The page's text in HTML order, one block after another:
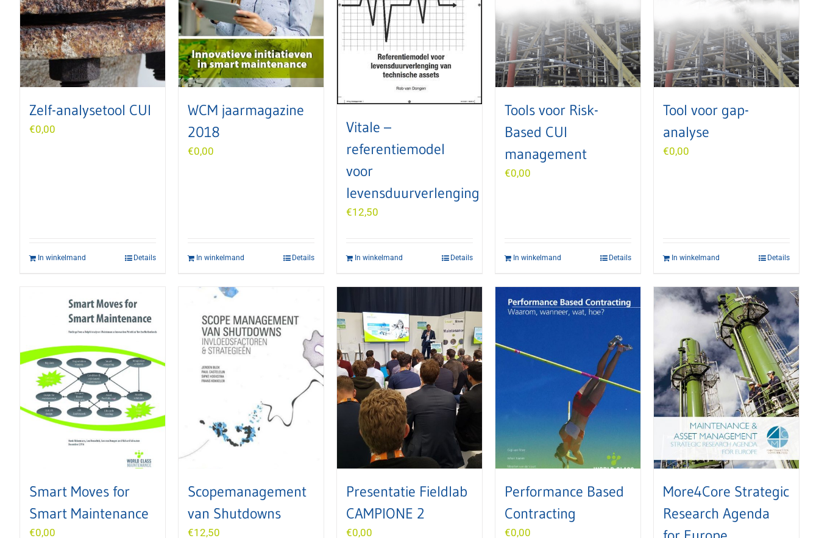
Zelf-analysetool CUI
€0,00
In winkelmand Details
WCM jaarmagazine
2018
€0,00
In winkelmand Details
Vitale –
referentiemodel
voor
levensduurverlenging
€12,50
In winkelmand Details
Tools voor Risk-
Based CUI
management
€0,00
In winkelmand Details
Tool voor gap-
analyse
€0,00
In winkelmand Details
Smart Moves for
Smart Maintenance
€0,00
Scopemanagement
van Shutdowns
€12,50
Presentatie Fieldlab
CAMPIONE 2
€0,00
Performance Based
Contracting
€0,00
More4Core Strategic
Research Agenda